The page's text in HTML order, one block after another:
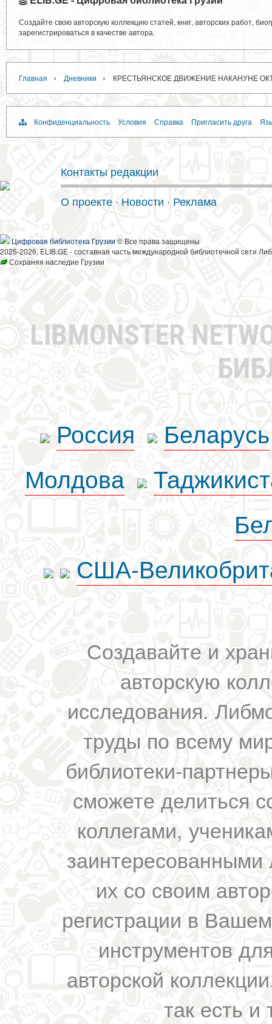
Создайте свою авторскую коллекцию статей, книг, авторских работ,
зарегистрироваться в качестве автора.
Главная › Дневники › КРЕСТЬЯНСКОЕ ДВИЖЕНИЕ НАКАНУНЕ
Конфиденциальность Условия Справка Пригласить друга
Контакты редакции
О проекте · Новости · Реклама
Цифровая библиотека Грузии © Все права защищены
2025-2026, ELIB.GE - составная часть международной библиотечной сети
Сохраняя наследие Грузии
LIBMONSTER
Россия
Беларусь
Молдова
США-
Создавайте и
авторскую
исследования.
труды по всему
библиотеки-
сможете делиться
коллегами,
их со своим
регистрации в
инструментов
авторской
так есть и